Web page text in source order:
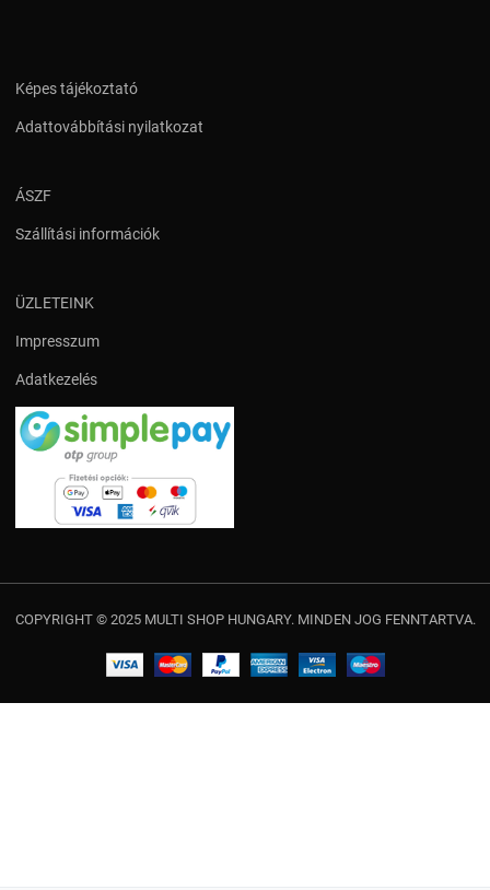
Képes tájékoztató
Adattovábbítási nyilatkozat
ÁSZF
Szállítási információk
ÜZLETEINK
Impresszum
Adatkezelés
COPYRIGHT © 2025 MULTI SHOP HUNGARY. MINDEN JOG FENNTARTVA.